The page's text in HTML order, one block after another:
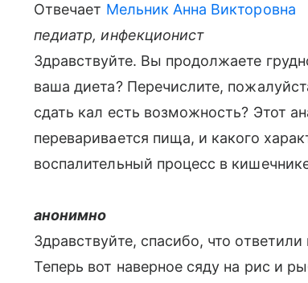
Отвечает Мельник Анна Викторовна
педиатр, инфекционист
Здравствуйте. Вы продолжаете
ваша диета? Перечислите,
сдать кал есть возможность? Этот
переваривается пища, и какого
воспалительный процесс в
анонимно
Здравствуйте, спасибо, что
Теперь вот наверное сяду на рис и